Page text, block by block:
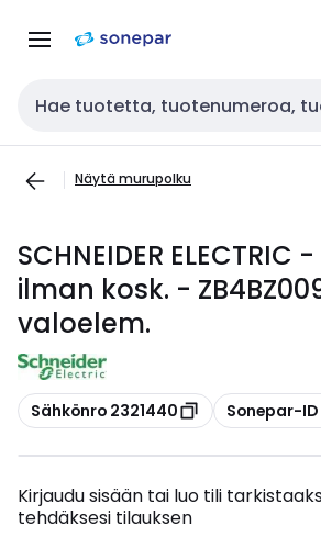
navigointiinsisältöön
Haku
Näytä murupolku
SCHNEIDER
ilman kosk. -
valoelem.
Kopioi
Sähkönro 2321440 Kopioi
Sonepar-ID
Kirjaudu sisään tai luo tili
tehdäksesi tilauksen